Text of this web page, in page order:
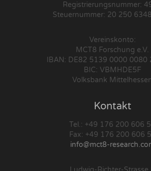
Registrierungsnummer:
Steuernummer: 20 250
Vereinskonto:
MCT8 Forschung e.V.
IBAN: DE82 5139 0000 0080
BIC: VBMHDE5F
Volksbank Mittelhessen
Kontakt
Tel.: +49 176 200 606
Fax: +49 176 200 606
info@mct8-